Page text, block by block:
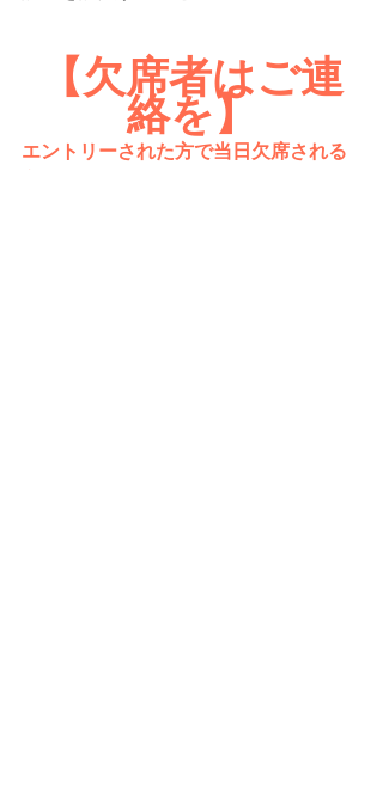
【欠席者はご連
絡を】
エントリーされた方で当日欠席される